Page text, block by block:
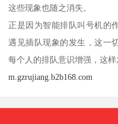
这些现象也随之消失。
正是因为智能排队叫号机的
遇见插队现象的发生，这一
每个人的排队意识增强，这样
m.gzrujiang.b2b168.com